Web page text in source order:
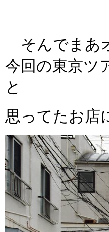
そんでまあ
今回の東京ツ
と
思ってたお店